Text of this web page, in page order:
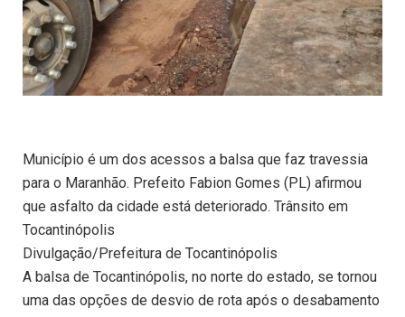
Município é um dos acessos a balsa que faz travessia
para o Maranhão. Prefeito Fabion Gomes (PL) afirmou
que asfalto da cidade está deteriorado. Trânsito em
Tocantinópolis
Divulgação/Prefeitura de Tocantinópolis
A balsa de Tocantinópolis, no norte do estado, se tornou
uma das opções de desvio de rota após o desabamento